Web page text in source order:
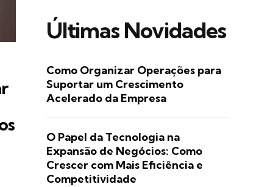
Últimas Novidades
Como Organizar Operações para
Suportar um Crescimento
Acelerado da Empresa
O Papel da Tecnologia na
Expansão de Negócios: Como
Crescer com Mais Eficiência e
Competitividade